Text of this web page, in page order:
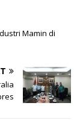
Mamin di